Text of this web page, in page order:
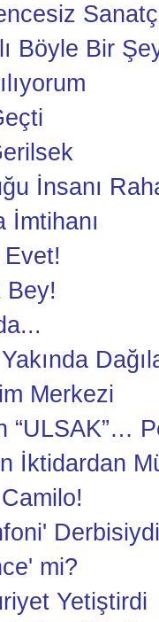
Böyle Bir
İnsanı
İmtihanı
Bey!
Merkezi
“ULSAK”…
İktidardan
mi?
Yetiştirdi